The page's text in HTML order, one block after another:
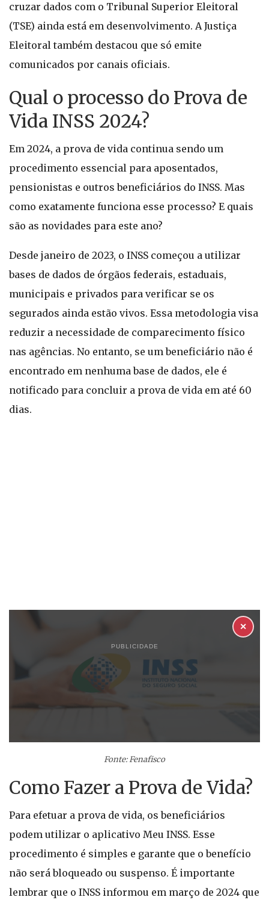
cruzar dados com o Tribunal Superior Eleitoral
(TSE) ainda está em desenvolvimento. A Justiça
Eleitoral também destacou que só emite
comunicados por canais oficiais.
Qual o processo do Prova de
Vida INSS 2024?
Em 2024, a prova de vida continua sendo um
procedimento essencial para aposentados,
pensionistas e outros beneficiários do INSS. Mas
como exatamente funciona esse processo? E quais
são as novidades para este ano?
Desde janeiro de 2023, o INSS começou a utilizar
bases de dados de órgãos federais, estaduais,
municipais e privados para verificar se os
segurados ainda estão vivos. Essa metodologia visa
reduzir a necessidade de comparecimento físico
nas agências. No entanto, se um beneficiário não é
encontrado em nenhuma base de dados, ele é
notificado para concluir a prova de vida em até 60
dias.
PUBLICIDADE
✕
Fonte: Fenafisco
Como Fazer a Prova de Vida?
Para efetuar a prova de vida, os beneficiários
podem utilizar o aplicativo Meu INSS. Esse
procedimento é simples e garante que o benefício
não será bloqueado ou suspenso. É importante
lembrar que o INSS informou em março de 2024 que